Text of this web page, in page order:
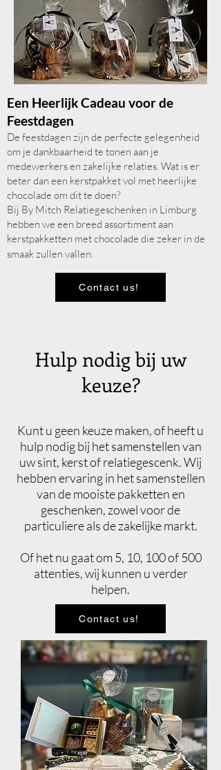
Een Heerlijk Cadeau voor de
Feestdagen
De feestdagen zijn de perfecte gelegenheid
om je dankbaarheid te tonen aan je
medewerkers en zakelijke relaties. Wat is er
beter dan een kerstpakket vol met heerlijke
chocolade om dit te doen?
Bij By Mitch Relatiegeschenken in Limburg
hebben we een breed assortiment aan
kerstpakketten met chocolade die zeker in de
smaak zullen vallen.
Contact us!
Hulp nodig bij uw
keuze?
Kunt u geen keuze maken, of heeft u
hulp nodig bij het samenstellen van
uw sint, kerst of relatiegescenk. Wij
hebben ervaring in het samenstellen
van de mooiste pakketten en
geschenken, zowel voor de
particuliere als de zakelijke markt.
Of het nu gaat om 5, 10, 100 of 500
attenties, wij kunnen u verder
helpen.
Contact us!